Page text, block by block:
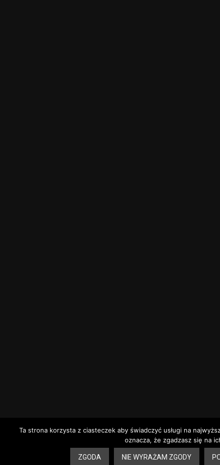
Ta strona korzysta z ciasteczek aby świadczyć usługi na
oznacza, że zgadzasz się na
ZGODA NIE WYRAŻAM ZGODY